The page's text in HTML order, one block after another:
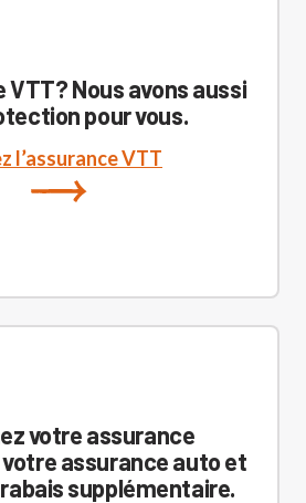
VTT? Nous avons aussi
pour vous.
l’assurance VTT
votre assurance
assurance auto et
supplémentaire.